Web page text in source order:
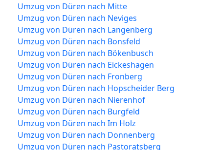
Umzug von Düren nach Mitte
Umzug von Düren nach Neviges
Umzug von Düren nach Langenberg
Umzug von Düren nach Bonsfeld
Umzug von Düren nach Bökenbusch
Umzug von Düren nach Eickeshagen
Umzug von Düren nach Fronberg
Umzug von Düren nach Hopscheider Berg
Umzug von Düren nach Nierenhof
Umzug von Düren nach Burgfeld
Umzug von Düren nach Im Holz
Umzug von Düren nach Donnenberg
Umzug von Düren nach Pastoratsberg